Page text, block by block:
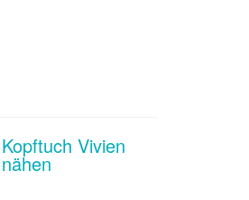
Kopftuch Vivien
nähen